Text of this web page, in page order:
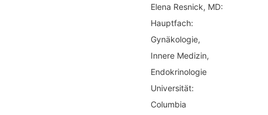
Elena Resnick, MD:
Hauptfach:
Gynäkologie,
Innere Medizin,
Endokrinologie
Universität:
Columbia